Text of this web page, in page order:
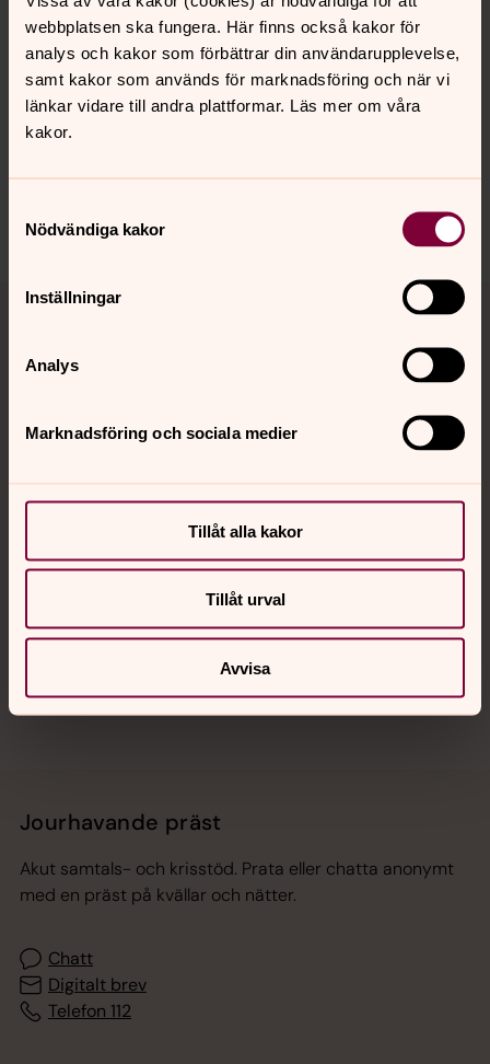
webbplatsen ska fungera. Här finns också kakor för
analys och kakor som förbättrar din användarupplevelse,
samt kakor som används för marknadsföring och när vi
länkar vidare till andra plattformar. Läs mer om våra
kakor.
Nödvändiga kakor
Inställningar
Analys
Marknadsföring och sociala medier
Tillåt alla kakor
Tillåt urval
Avvisa
Senast ändrad 9 mars 2026
Synpunkter eller frågor på sidans
spanga-kista.forsamling@svenskakyrkan.se
Dela
Tillbaka till toppen
Tillbaka till innehållet
Kalender
Hitta snabbt
Sociala kanaler
Jourhavande präst
Akut samtals- och krisstöd. Prata eller chatta anonymt
med en präst på kvällar och nätter.
Chatt
Digitalt brev
Telefon 112